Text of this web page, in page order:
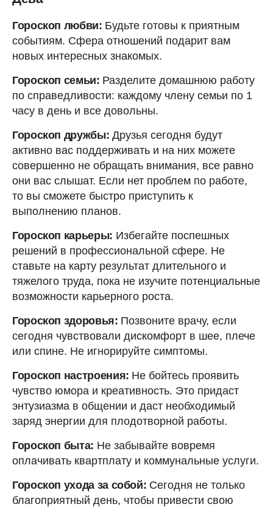
Гороскоп любви: Будьте готовы к приятным
событиям. Сфера отношений подарит вам
новых интересных знакомых.
Гороскоп семьи: Разделите домашнюю работу
по справедливости: каждому члену семьи по 1
часу в день и все довольны.
Гороскоп дружбы: Друзья сегодня будут
активно вас поддерживать и на них можете
совершенно не обращать внимания, все равно
они вас слышат. Если нет проблем по работе,
то вы сможете быстро приступить к
выполнению планов.
Гороскоп карьеры: Избегайте поспешных
решений в профессиональной сфере. Не
ставьте на карту результат длительного и
тяжелого труда, пока не изучите потенциальные
возможности карьерного роста.
Гороскоп здоровья: Позвоните врачу, если
сегодня чувствовали дискомфорт в шее, плече
или спине. Не игнорируйте симптомы.
Гороскоп настроения: Не бойтесь проявить
чувство юмора и креативность. Это придаст
энтузиазма в общении и даст необходимый
заряд энергии для плодотворной работы.
Гороскоп быта: Не забывайте вовремя
оплачивать квартплату и коммунальные услуги.
Гороскоп ухода за собой: Сегодня не только
благоприятный день, чтобы привести свою